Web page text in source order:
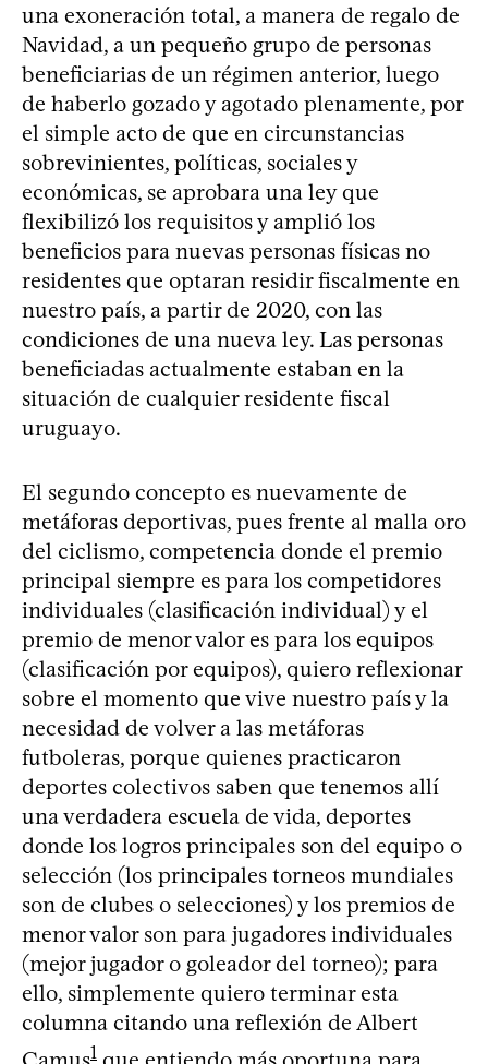
una exoneración total, a manera de regalo de
Navidad, a un pequeño grupo de personas
beneficiarias de un régimen anterior, luego
de haberlo gozado y agotado plenamente, por
el simple acto de que en circunstancias
sobrevinientes, políticas, sociales y
económicas, se aprobara una ley que
flexibilizó los requisitos y amplió los
beneficios para nuevas personas físicas no
residentes que optaran residir fiscalmente en
nuestro país, a partir de 2020, con las
condiciones de una nueva ley. Las personas
beneficiadas actualmente estaban en la
situación de cualquier residente fiscal
uruguayo.
El segundo concepto es nuevamente de
metáforas deportivas, pues frente al malla oro
del ciclismo, competencia donde el premio
principal siempre es para los competidores
individuales (clasificación individual) y el
premio de menor valor es para los equipos
(clasificación por equipos), quiero reflexionar
sobre el momento que vive nuestro país y la
necesidad de volver a las metáforas
futboleras, porque quienes practicaron
deportes colectivos saben que tenemos allí
una verdadera escuela de vida, deportes
donde los logros principales son del equipo o
selección (los principales torneos mundiales
son de clubes o selecciones) y los premios de
menor valor son para jugadores individuales
(mejor jugador o goleador del torneo); para
ello, simplemente quiero terminar esta
columna citando una reflexión de Albert
1